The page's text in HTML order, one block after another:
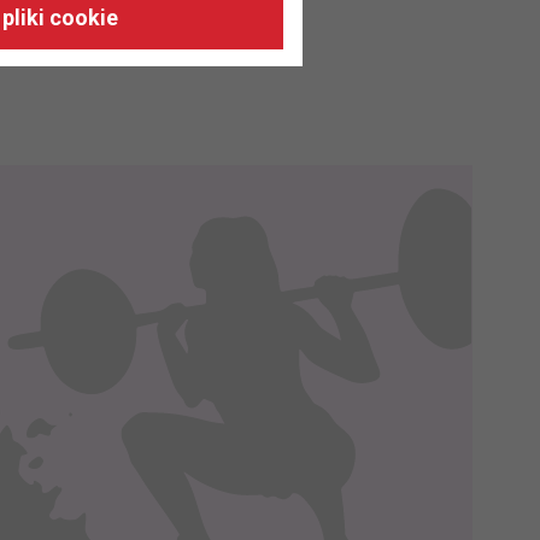
odpowiadać Twoim
je na nasze zlecenie,
oparciu o stosowną podstawę
zbierane są przez naszych
cookie